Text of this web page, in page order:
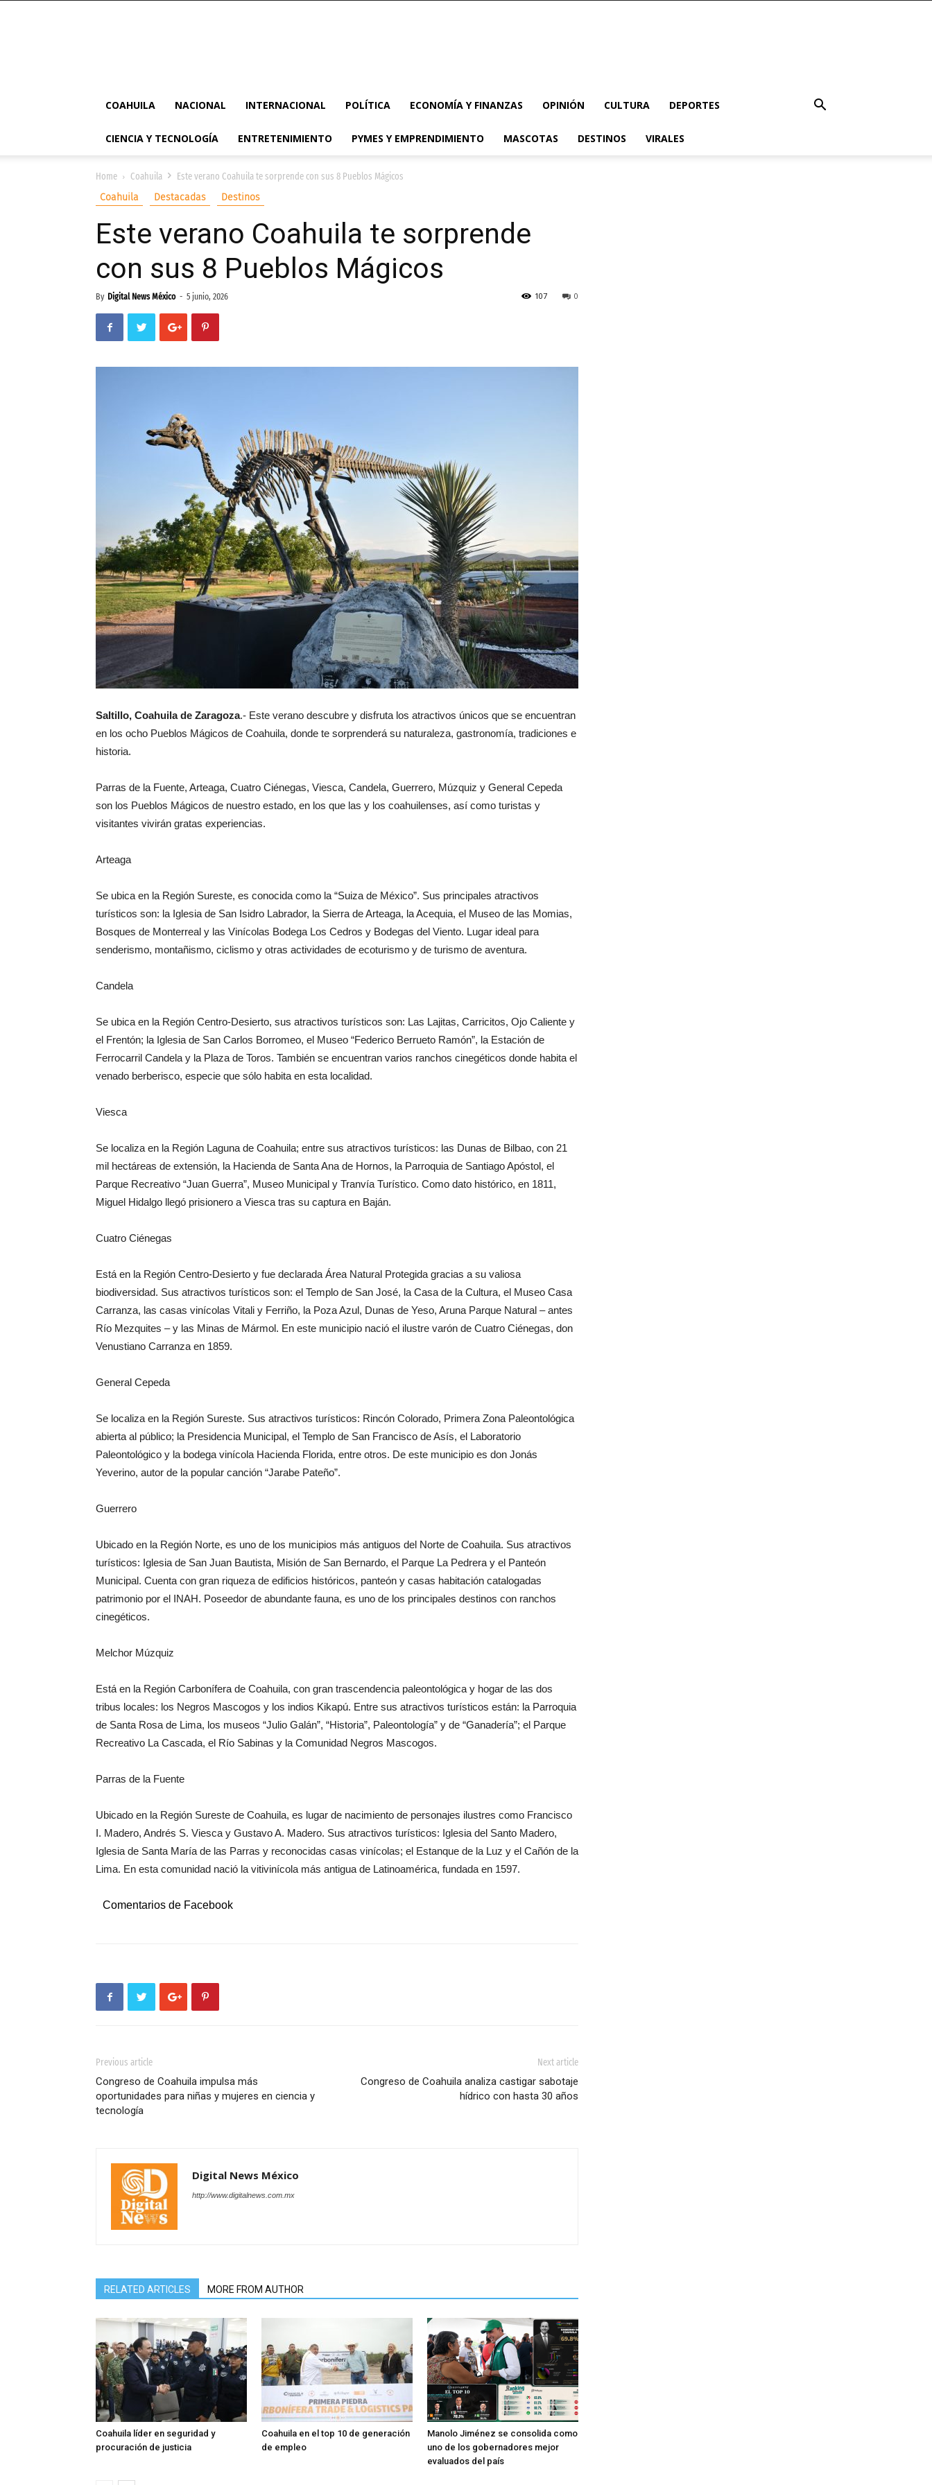
COAHUILA NACIONAL INTERNACIONAL POLÍTICA ECONOMÍA Y FINANZAS OPINIÓN CULTURA DEPORTES
CIENCIA Y TECNOLOGÍA ENTRETENIMIENTO PYMES Y EMPRENDIMIENTO MASCOTAS DESTINOS VIRALES
Home Coahuila
Este verano Coahuila te sorprende con sus 8 Pueblos Mágicos
Coahuila
Destacadas Destinos
Este verano Coahuila te sorprende
con sus 8 Pueblos Mágicos
By Digital News México - 5 junio, 2026 0
107
Saltillo, Coahuila de Zaragoza.- Este verano descubre y disfruta los atractivos únicos que se encuentran
en los ocho Pueblos Mágicos de Coahuila, donde te sorprenderá su naturaleza, gastronomía, tradiciones e
historia.
Parras de la Fuente, Arteaga, Cuatro Ciénegas, Viesca, Candela, Guerrero, Múzquiz y General Cepeda
son los Pueblos Mágicos de nuestro estado, en los que las y los coahuilenses, así como turistas y
visitantes vivirán gratas experiencias.
Arteaga
Se ubica en la Región Sureste, es conocida como la “Suiza de México”. Sus principales atractivos
turísticos son: la Iglesia de San Isidro Labrador, la Sierra de Arteaga, la Acequia, el Museo de las Momias,
Bosques de Monterreal y las Vinícolas Bodega Los Cedros y Bodegas del Viento. Lugar ideal para
senderismo, montañismo, ciclismo y otras actividades de ecoturismo y de turismo de aventura.
Candela
Se ubica en la Región Centro-Desierto, sus atractivos turísticos son: Las Lajitas, Carricitos, Ojo Caliente y
el Frentón; la Iglesia de San Carlos Borromeo, el Museo “Federico Berrueto Ramón”, la Estación de
Ferrocarril Candela y la Plaza de Toros. También se encuentran varios ranchos cinegéticos donde habita el
venado berberisco, especie que sólo habita en esta localidad.
Viesca
Se localiza en la Región Laguna de Coahuila; entre sus atractivos turísticos: las Dunas de Bilbao, con 21
mil hectáreas de extensión, la Hacienda de Santa Ana de Hornos, la Parroquia de Santiago Apóstol, el
Parque Recreativo “Juan Guerra”, Museo Municipal y Tranvía Turístico. Como dato histórico, en 1811,
Miguel Hidalgo llegó prisionero a Viesca tras su captura en Baján.
Cuatro Ciénegas
Está en la Región Centro-Desierto y fue declarada Área Natural Protegida gracias a su valiosa
biodiversidad. Sus atractivos turísticos son: el Templo de San José, la Casa de la Cultura, el Museo Casa
Carranza, las casas vinícolas Vitali y Ferriño, la Poza Azul, Dunas de Yeso, Aruna Parque Natural – antes
Río Mezquites – y las Minas de Mármol. En este municipio nació el ilustre varón de Cuatro Ciénegas, don
Venustiano Carranza en 1859.
General Cepeda
Se localiza en la Región Sureste. Sus atractivos turísticos: Rincón Colorado, Primera Zona Paleontológica
abierta al público; la Presidencia Municipal, el Templo de San Francisco de Asís, el Laboratorio
Paleontológico y la bodega vinícola Hacienda Florida, entre otros. De este municipio es don Jonás
Yeverino, autor de la popular canción “Jarabe Pateño”.
Guerrero
Ubicado en la Región Norte, es uno de los municipios más antiguos del Norte de Coahuila. Sus atractivos
turísticos: Iglesia de San Juan Bautista, Misión de San Bernardo, el Parque La Pedrera y el Panteón
Municipal. Cuenta con gran riqueza de edificios históricos, panteón y casas habitación catalogadas
patrimonio por el INAH. Poseedor de abundante fauna, es uno de los principales destinos con ranchos
cinegéticos.
Melchor Múzquiz
Está en la Región Carbonífera de Coahuila, con gran trascendencia paleontológica y hogar de las dos
tribus locales: los Negros Mascogos y los indios Kikapú. Entre sus atractivos turísticos están: la Parroquia
de Santa Rosa de Lima, los museos “Julio Galán”, “Historia”, Paleontología” y de “Ganadería”; el Parque
Recreativo La Cascada, el Río Sabinas y la Comunidad Negros Mascogos.
Parras de la Fuente
Ubicado en la Región Sureste de Coahuila, es lugar de nacimiento de personajes ilustres como Francisco
I. Madero, Andrés S. Viesca y Gustavo A. Madero. Sus atractivos turísticos: Iglesia del Santo Madero,
Iglesia de Santa María de las Parras y reconocidas casas vinícolas; el Estanque de la Luz y el Cañón de la
Lima. En esta comunidad nació la vitivinícola más antigua de Latinoamérica, fundada en 1597.
Comentarios de Facebook
Previous article
Congreso de Coahuila impulsa más
oportunidades para niñas y mujeres en ciencia y
tecnología
Next article
Congreso de Coahuila analiza castigar sabotaje
hídrico con hasta 30 años
Digital News México
http://www.digitalnews.com.mx
RELATED ARTICLES MORE FROM AUTHOR
Coahuila líder en seguridad y
procuración de justicia
Coahuila en el top 10 de generación
de empleo
Manolo Jiménez se consolida como
uno de los gobernadores mejor
evaluados del país